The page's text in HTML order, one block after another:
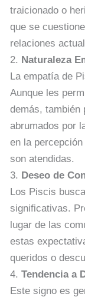
traicionado o
que se
relaciones
2. Naturaleza
La empatía de
Aunque les
demás, también
abrumados por
en la
son atendidas.
3. Deseo de
Los Piscis
significativas.
lugar de las
estas
queridos o
4. Tendencia a
Este signo es